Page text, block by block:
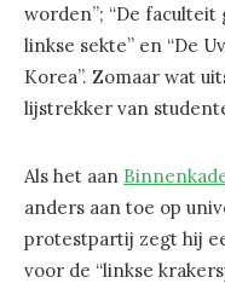
worden”; “De
linkse sekte” en “De
Korea”. Zomaar wat
lijstrekker van
Als het aan
anders aan toe op
protestpartij zegt hij
voor de “linkse